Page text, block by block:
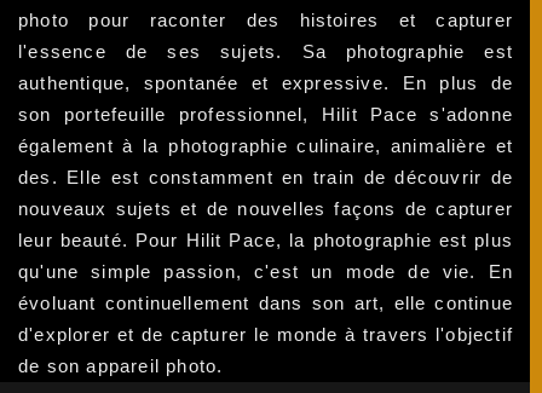
photo pour raconter des histoires et capturer
l'essence de ses sujets. Sa photographie est
authentique, spontanée et expressive. En plus de
son portefeuille professionnel, Hilit Pace s'adonne
également à la photographie culinaire, animalière et
des. Elle est constamment en train de découvrir de
nouveaux sujets et de nouvelles façons de capturer
leur beauté. Pour Hilit Pace, la photographie est plus
qu'une simple passion, c'est un mode de vie. En
évoluant continuellement dans son art, elle continue
d'explorer et de capturer le monde à travers l'objectif
de son appareil photo.